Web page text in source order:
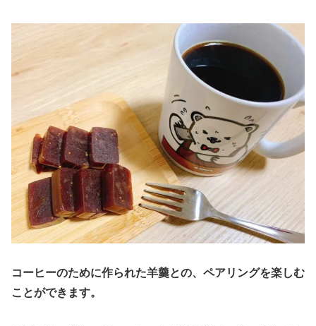
コーヒーのために作られた羊羹との、ペアリングを楽しむ
ことができます。